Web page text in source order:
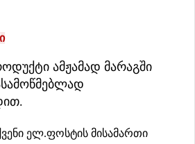
ამჟამად მარაგში
ელ.ფოსტის მისამართი